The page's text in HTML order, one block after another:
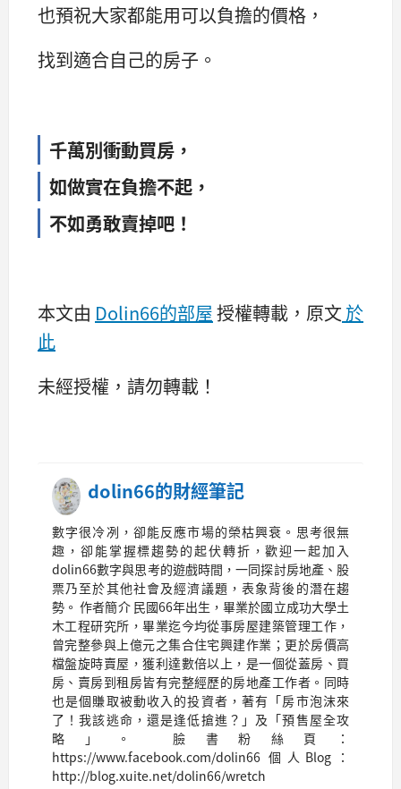
也預祝大家都能用可以負擔的價格，
找到適合自己的房子。
千萬別衝動買房，
如做實在負擔不起，
不如勇敢賣掉吧！
本文由 Dolin66的部屋授權轉載，原文 於
此
未經授權，請勿轉載！
dolin66的財經筆記
數字很冷冽，卻能反應市場的榮枯興衰。思考很無
趣，卻能掌握標趨勢的起伏轉折，歡迎一起加入
dolin66數字與思考的遊戲時間，一同探討房地產、股
票乃至於其他社會及經濟議題，表象背後的潛在趨
勢。 作者簡介 民國66年出生，畢業於國立成功大學土
木工程研究所，畢業迄今均從事房屋建築管理工作，
曾完整參與上億元之集合住宅興建作業；更於房價高
檔盤旋時賣屋，獲利達數倍以上，是一個從蓋房、買
房、賣房到租房皆有完整經歷的房地產工作者。同時
也是個賺取被動收入的投資者，著有「房市泡沫來
了！我該逃命，還是逢低搶進？」及「預售屋全攻
略」。 臉書粉絲頁：
https://www.facebook.com/dolin66 個人Blog：
http://blog.xuite.net/dolin66/wretch